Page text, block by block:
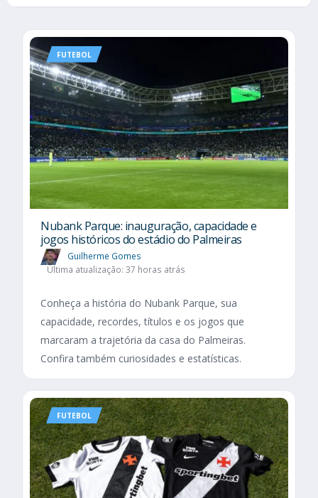
FUTEBOL
Nubank Parque: inauguração, capacidade e
jogos históricos do estádio do Palmeiras
Guilherme Gomes
Última atualização: 37 horas atrás
Conheça a história do Nubank Parque, sua
capacidade, recordes, títulos e os jogos que
marcaram a trajetória da casa do Palmeiras.
Confira também curiosidades e estatísticas.
FUTEBOL